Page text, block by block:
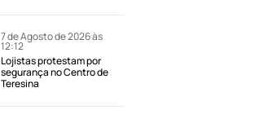
7 de Agosto de 2026 às
12:12
Lojistas protestam por
segurança no Centro de
Teresina